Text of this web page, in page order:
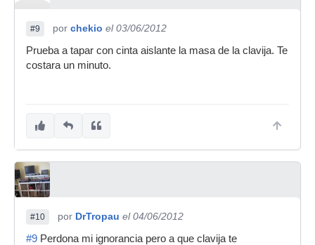
#9 por chekio el 03/06/2012
Prueba a tapar con cinta aislante la masa de la clavija. Te
costara un minuto.
#10 por DrTropau el 04/06/2012
#9 Perdona mi ignorancia pero a que clavija te